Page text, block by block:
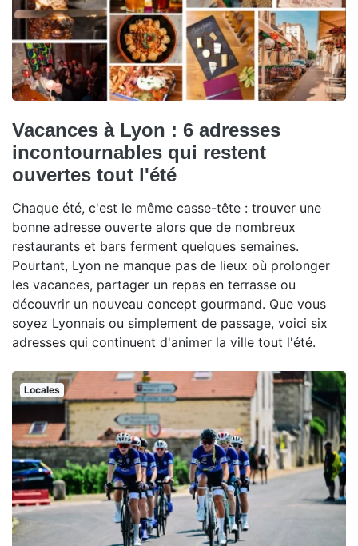
Vacances à Lyon : 6 adresses
incontournables qui restent
ouvertes tout l'été
Chaque été, c'est le même casse-tête : trouver une
bonne adresse ouverte alors que de nombreux
restaurants et bars ferment quelques semaines.
Pourtant, Lyon ne manque pas de lieux où prolonger
les vacances, partager un repas en terrasse ou
découvrir un nouveau concept gourmand. Que vous
soyez Lyonnais ou simplement de passage, voici six
adresses qui continuent d'animer la ville tout l'été.
Locales